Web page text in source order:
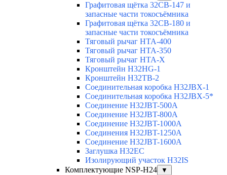
Графитовая щётка 32CB-147 и
запасные части токосъёмника
Графитовая щётка 32CB-180 и
запасные части токосъёмника
Тяговый рычаг HTA-400
Тяговый рычаг HTA-350
Тяговый рычаг HTA-X
Кронштейн H32HG-1
Кронштейн H32TB-2
Соединительная коробка H32JBX-1
Соединительная коробка H32JBX-5*
Соединение H32JBT-500A
Соединение H32JBT-800A
Соединение H32JBT-1000A
Соединения H32JBT-1250A
Соединение H32JBT-1600A
Заглушка H32EC
Изолирующий участок H32IS
Комплектующие NSP-H24
▼